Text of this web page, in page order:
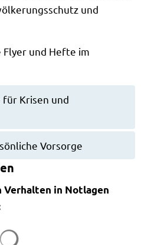
und
Flyer und Hefte im
für Krisen und
Vorsorge
Verhalten in Notlagen